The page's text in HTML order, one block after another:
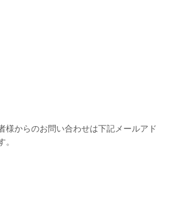
様からのお問い合わせは下記メールアド